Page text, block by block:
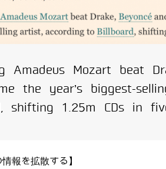
Amadeus Mozart beat
the year’s biggest-
shifting 1.25m CDs in
報を拡散する】